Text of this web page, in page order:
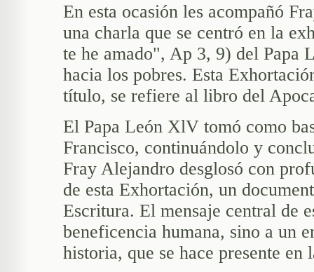
En esta ocasión les acompañó
una charla que se centró en la
te he amado", Ap 3, 9) del Papa
hacia los pobres. Esta
título, se refiere al libro del
El Papa León XlV tomó como
Francisco, continuándolo y
Fray Alejandro desglosó con
de esta Exhortación, un
Escritura. El mensaje central de
beneficencia humana, sino a un
historia, que se hace presente en